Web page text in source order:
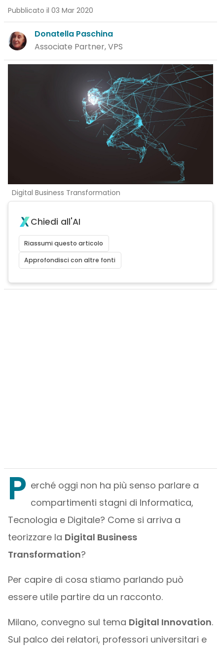
Pubblicato il 03 Mar 2020
Donatella Paschina
Associate Partner, VPS
Digital Business Transformation
Chiedi all'AI
Riassumi questo articolo
Approfondisci con altre fonti
P erché oggi non ha più senso parlare a
compartimenti stagni di Informatica,
Tecnologia e Digitale? Come si arriva a
teorizzare la Digital Business
Transformation?
Per capire di cosa stiamo parlando può
essere utile partire da un racconto.
Milano, convegno sul tema Digital Innovation.
Sul palco dei relatori, professori universitari e